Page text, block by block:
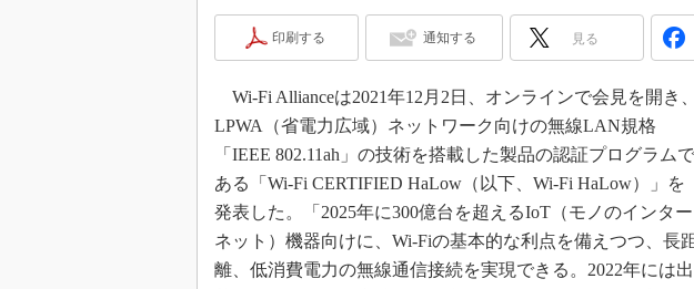
AUTOMOTIVE
産業オープンネ
無償
3Dプ
デジ
イン
イノ
製造
メイ
印刷する 通知する 見る
Wi-Fi Allianceは2021年12月2日、オンラインで会見を開き、
LPWA（省電力広域）ネットワーク向けの無線LAN規格
「IEEE 802.11ah」の技術を搭載した製品の認証プログラムで
ある「Wi-Fi CERTIFIED HaLow（以下、Wi-Fi HaLow）」を
発表した。「2025年に300億台を超えるIoT（モノのインター
ネット）機器向けに、Wi-Fiの基本的な利点を備えつつ、長
離、低消費電力の無線通信接続を実現できる。2022年には出